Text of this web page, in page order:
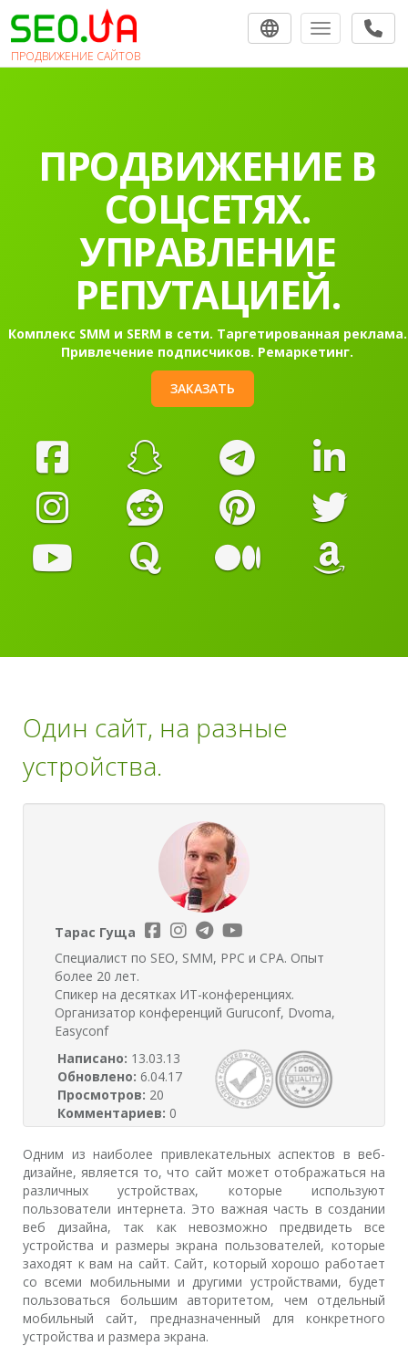
ПРОДВИЖЕНИЕ САЙТОВ
Toggle
ПРОДВИЖЕНИЕ В
СОЦСЕТЯХ.
УПРАВЛЕНИЕ
РЕПУТАЦИЕЙ.
Комплекс SMM и SERM в сети. Таргетированная реклама.
Привлечение подписчиков. Ремаркетинг.
ЗАКАЗАТЬ
Один сайт, на разные
устройства.
Тарас Гуща
Специалист по SEO, SMM, PPC и CPA. Опыт
более 20 лет.
Спикер на десятках ИТ-конференциях.
Организатор конференций Guruconf, Dvoma,
Easyconf
Написано: 13.03.13
Обновлено: 6.04.17
Просмотров: 20
Комментариев: 0
Одним из наиболее привлекательных аспектов в веб-
дизайне, является то, что сайт может отображаться на
различных устройствах, которые используют
пользователи интернета. Это важная часть в создании
веб дизайна, так как невозможно предвидеть все
устройства и размеры экрана пользователей, которые
заходят к вам на сайт. Сайт, который хорошо работает
со всеми мобильными и другими устройствами, будет
пользоваться большим авторитетом, чем отдельный
мобильный сайт, предназначенный для конкретного
устройства и размера экрана.